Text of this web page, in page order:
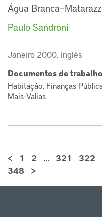
Água
Paulo Sandroni
Janeiro 2000, inglês
Documentos de trabalho
Habitação, Finanças
Mais-Valias
< 1 2 … 321 322
348
>